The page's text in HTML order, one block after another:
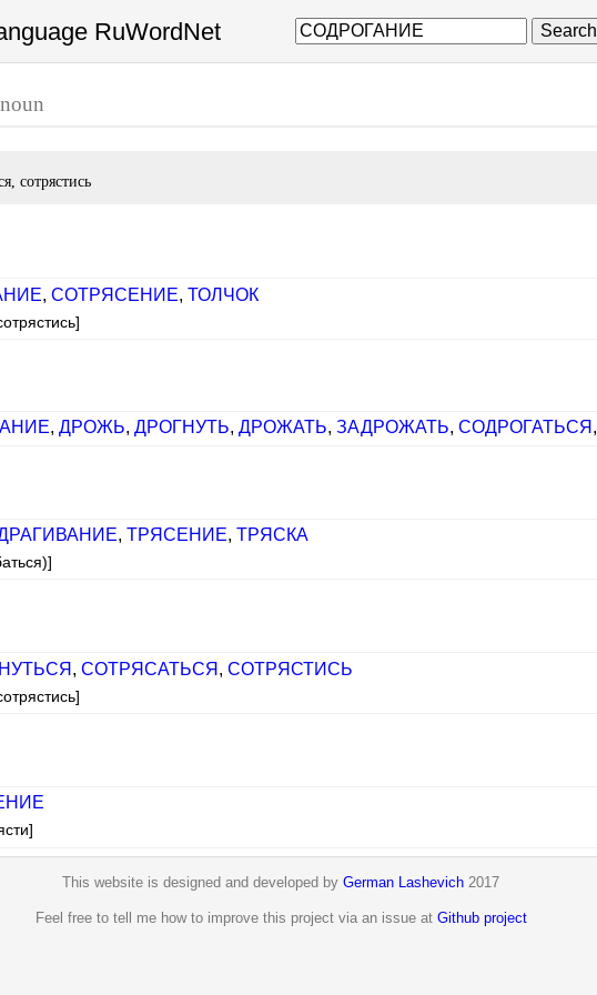
RuWordNet Search
noun
сотрястись
, СОТРЯСЕНИЕ, ТОЛЧОК
, ДРОЖЬ, ДРОГНУТЬ, ДРОЖАТЬ, ЗАДРОЖАТЬ, СОДРОГАТЬСЯ ,
, ТРЯСЕНИЕ, ТРЯСКА
, СОТРЯСАТЬСЯ , СОТРЯСТИСЬ
This website is designed and developed by German Lashevich 2017
Feel free to tell me how to improve this project via an issue at Github project